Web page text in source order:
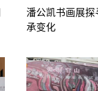
潘公凯书画展
承变化